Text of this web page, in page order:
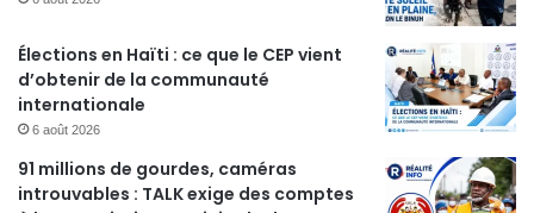
Élections en Haïti : ce que le CEP vient
d’obtenir de la communauté
internationale
6 août 2026
91 millions de gourdes, caméras
introuvables : TALK exige des comptes